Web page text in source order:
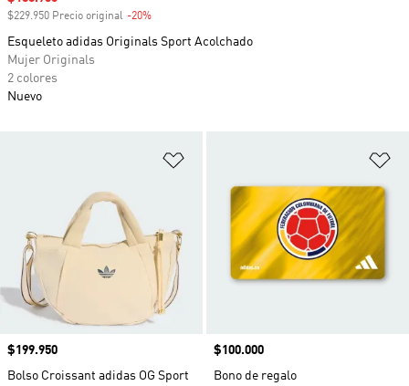
Precio
$199.950
Bolso Croissant adidas OG Sport
Precio
$100.000
Bono de regalo
$229.950 Precio original -20%
Esqueleto adidas Originals Sport Acolchado
Mujer Originals
2 colores
Nuevo